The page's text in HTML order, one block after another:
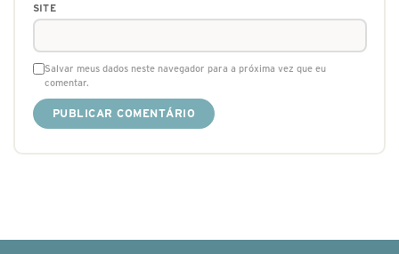
SITE
Salvar meus dados neste navegador para a próxima vez que eu
comentar.